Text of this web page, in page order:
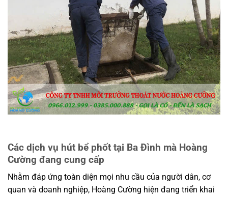
Các dịch vụ hút bể phốt tại Ba Đình mà Hoàng
Cường đang cung cấp
Nhằm đáp ứng toàn diện mọi nhu cầu của người dân, cơ
quan và doanh nghiệp, Hoàng Cường hiện đang triển khai